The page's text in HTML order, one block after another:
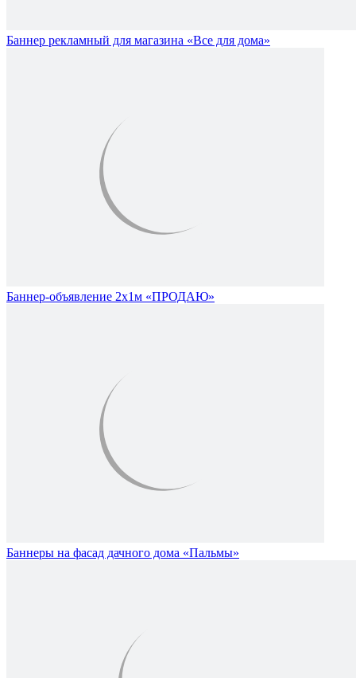
Баннер рекламный для магазина «Все для дома»
Баннер-объявление 2х1м «ПРОДАЮ»
Баннеры на фасад дачного дома «Пальмы»